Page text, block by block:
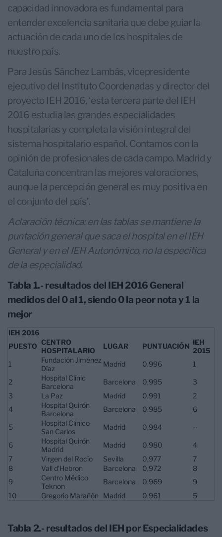
capacidad innovadora es fundamental para
entender excelencia sanitaria que debe guiar la
actuación de cada uno de los hospitales de
nuestro país.
Para Jesús Sánchez Lambás, vicepresidente
ejecutivo del Instituto Coordenadas y director del
proyecto IEH 2016, ‘esta tercera parte del IEH
2016 estudia las grandes especialidades
hospitalarias y completa la visión integral del
sistema hospitalario español. Contamos con la
opinión de profesionales de cada campo. Madrid y
Cataluña concentran las mejores valoraciones,
aunque la percepción general es muy positiva en
el conjunto del país’.
Aclaración técnica: en las tablas se mantiene la
puntación general que saca el hospital en el IEH
General y en el IEH Autonómico, no la específica
de la especialidad.
Tabla 1.- resultados del IEH 2016 General
medidos del 0 al 1, siendo 0 la peor nota y 1 la
mejor
IEH 2016
PUESTO CENTRO
HOSPITALARIO
LUGAR PUNTUACIÓN IEH
2015
1
Fundación Jiménez
Díaz
Madrid 0,996 1
2
Hospital Clínic
Barcelona
Barcelona 0,995
3
3
La Paz Madrid 0,991
2
4
Hospital Quirón
Barcelona
Barcelona 0,985 6
5
Hospital Clínico
San Carlos
Madrid 0,984 --
6
Hospital Quirón
Madrid
Madrid 0,980
4
7
Virgen del Rocío Sevilla 0,977
7
8
Vall d’Hebron Barcelona 0,972
8
9
Centro Médico
Teknon
Barcelona 0,969
9
10
Gregorio Marañón Madrid 0,961 5
Tabla 2.- resultados del IEH por Especialidades